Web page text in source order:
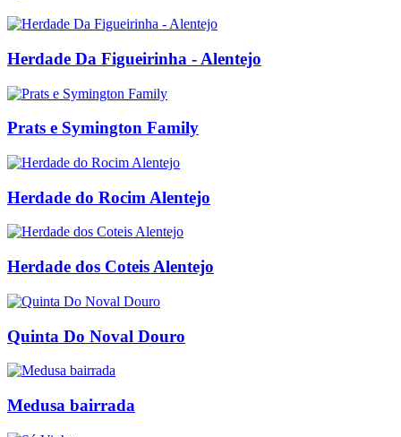
Herdade Da Figueirinha - Alentejo
Prats e Symington Family
Herdade do Rocim Alentejo
Herdade dos Coteis Alentejo
Quinta Do Noval Douro
Medusa bairrada